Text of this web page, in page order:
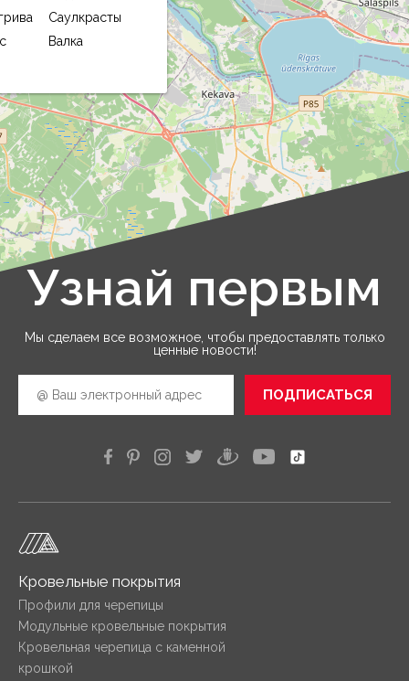
Саулкрасты
Валка
Узнай первым
Мы сделаем все возможное, чтобы предоставлять только
ценные новости!
ПОДПИСАТЬСЯ
Кровельные покрытия
Профили для черепицы
Модульные кровельные покрытия
Кровельная черепица с каменной
крошкой